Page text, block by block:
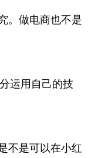
。做电商也不是
运用自己的技
不是可以在小红